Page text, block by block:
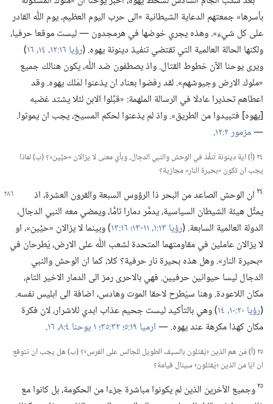
بأسرها» جمعتهم الدعاية الشيطانية «الى حرب اليوم العظيم،‏ يوم اللّٰه القادر
على كل شيء».‏ وهذه يجري خوضها في هرمجدون —‏ ليست موقعا حرفيا،‏
ولكنها الحالة العالمية التي تقتضي تنفيذ دينونة يهوه.‏ (‏رؤيا ١٦:‏​١٢،‏
‏)‏
ويرى يوحنا الآن خطوط القتال.‏ واذ يصطفون ضد اللّٰه،‏ يكون هنالك جميع
«ملوك الارض وجيوشهم».‏ لقد رفضوا بعناد ان يذعنوا لمَلك يهوه.‏ وقد
اعطاهم تحذيرا عادلا في الرسالة الملهمة:‏ «قبِّلوا الابن لئلا يشتد غضبه
[يهوه] فتبيدوا من الطريق».‏ واذ لم يذعنوا لحكم المسيح،‏ يجب ان يموتوا.‏
—‏مزمور ٢:‏١٢ ‏.‏
٢٤ (‏أ)‏ اية دينونة تُنفَّذ في الوحش والنبي الدجال،‏ وبأي معنى لا يزالان «حيَّين»؟‏ (‏ب)‏ لماذا
يجب ان تكون «بحيرة النار» مجازية؟‏
٢٤ ان الوحش الصاعد من البحر ذا الرؤوس السبعة والقرون العشرة،‏ اذ
يمثِّل هيئة الشيطان السياسية،‏ يدمَّر دمارا تامًّا،‏ ويمضي معه النبي الدجال،‏
الدولة العالمية السابعة.‏ (‏رؤيا ١٣:‏​١،‏
‏)‏ وبينما لا يزالان «حيَّين»،‏ او
لا يزالان عاملين في مقاومتهما المتحدة لشعب اللّٰه على الارض،‏ يُطرحان في
«بحيرة النار».‏ وهل هذه بحيرة نار حرفية؟‏ كلا،‏ كما ان الوحش والنبي
الدجال ليسا حيوانين حرفيين.‏ فهي بالاحرى رمز الى الدمار الاخير التام،‏
مكان اللاعودة.‏ وهنا سيُطرح لاحقا الموت وهادس،‏ اضافة الى ابليس نفسه.‏
(‏رؤيا ٢٠:‏​١٠،‏
‏)‏ وهي بالتأكيد ليست جحيم عذاب ابدي للاشرار،‏ لان فكرة
مكان كهذا مكرهة عند يهوه.‏ —‏ارميا ١٩:‏٥؛‏ ‏.‏
٢٥ (‏أ)‏ مَن هم الذين ‹يُقتلون بالسيف الطويل للجالس على الفرس›؟‏ (‏ب)‏ هل يجب ان نتوقع
ان ايّا من الذين ‹يُقتلون› سينال قيامة؟‏
٢٥وجميع الآخرين الذين لم يكونوا مباشرة جزءا من الحكومة،‏ بل كانوا مع